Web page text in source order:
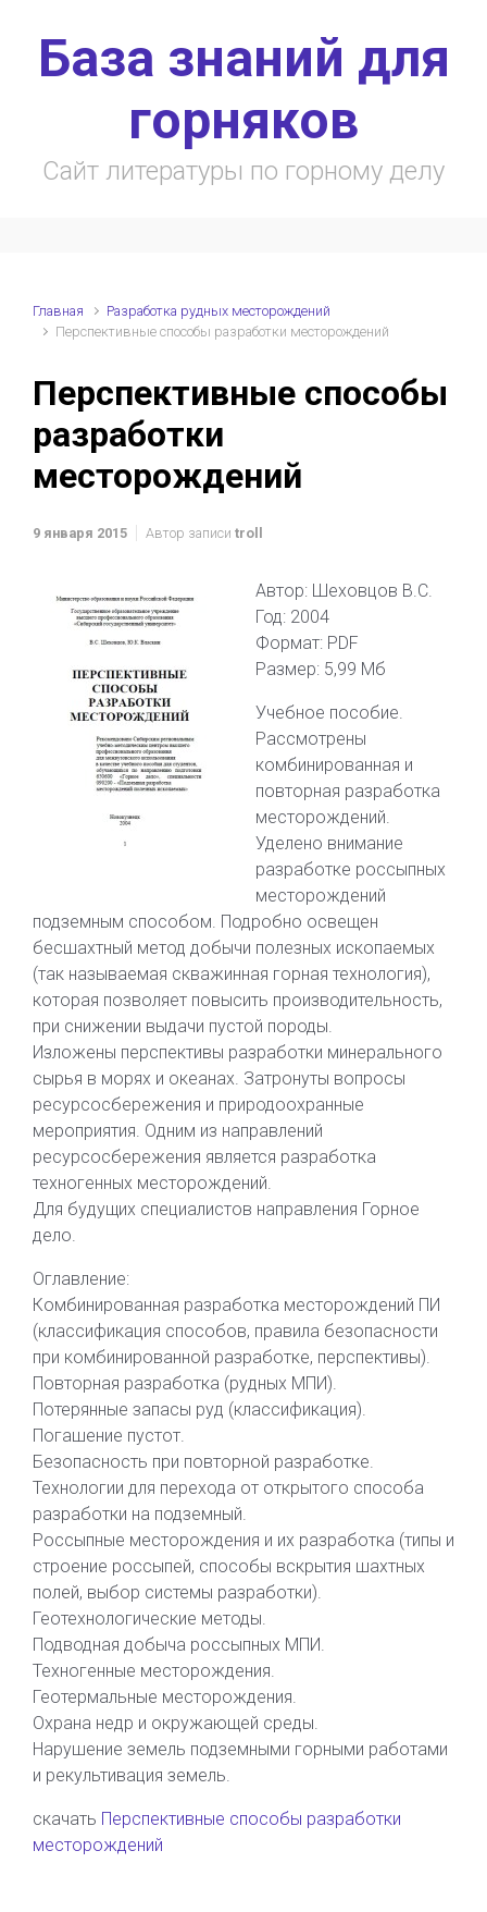
База знаний для
горняков
Сайт литературы по горному делу
Главная
Разработка рудных месторождений
Перспективные способы разработки месторождений
Перспективные способы
разработки
месторождений
9 января 2015 Автор записи troll
Автор: Шеховцов В.С.
Год: 2004
Формат: PDF
Размер: 5,99 Мб
Учебное пособие.
Рассмотрены
комбинированная и
повторная разработка
месторождений.
Уделено внимание
разработке россыпных
месторождений
подземным способом. Подробно освещен
бесшахтный метод добычи полезных ископаемых
(так называемая скважинная горная технология),
которая позволяет повысить производительность,
при снижении выдачи пустой породы.
Изложены перспективы разработки минерального
сырья в морях и океанах. Затронуты вопросы
ресурсосбережения и природоохранные
мероприятия. Одним из направлений
ресурсосбережения является разработка
техногенных месторождений.
Для будущих специалистов направления Горное
дело.
Оглавление:
Комбинированная разработка месторождений ПИ
(классификация способов, правила безопасности
при комбинированной разработке, перспективы).
Повторная разработка (рудных МПИ).
Потерянные запасы руд (классификация).
Погашение пустот.
Безопасность при повторной разработке.
Технологии для перехода от открытого способа
разработки на подземный.
Россыпные месторождения и их разработка (типы и
строение россыпей, способы вскрытия шахтных
полей, выбор системы разработки).
Геотехнологические методы.
Подводная добыча россыпных МПИ.
Техногенные месторождения.
Геотермальные месторождения.
Охрана недр и окружающей среды.
Нарушение земель подземными горными работами
и рекультивация земель.
скачать Перспективные способы разработки
месторождений